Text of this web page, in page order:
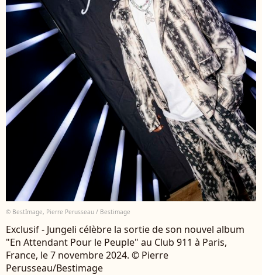
© BestImage, Pierre Perusseau / Bestimage
Exclusif - Jungeli célèbre la sortie de son nouvel album
"En Attendant Pour le Peuple" au Club 911 à Paris,
France, le 7 novembre 2024. © Pierre
Perusseau/Bestimage